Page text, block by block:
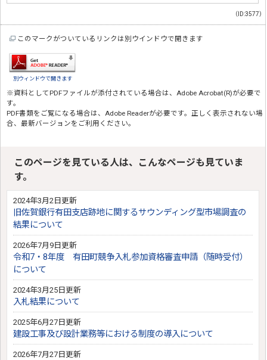
（ID:3577）
このマークがついているリンクは別ウインドウで開きます
別ウィンドウで開きます
※資料としてPDFファイルが添付されている場合は、 Adobe Acrobat(R)が必要で
す。
PDF書類をご覧になる場合は、 Adobe Readerが必要です。正しく表示されない場
合、最新バージョンをご利用ください。
このページを見ている人は、こんなページも見ていま
す。
2024年3月2日更新
旧佐賀銀行有田支店跡地に関するサウンディング型市場調査の
結果について
2026年7月9日更新
令和7・8年度 有田町競争入札参加資格審査申請（随時受付）
について
2024年3月25日更新
入札結果について
2025年6月27日更新
建設工事及び設計業務等における制度の導入について
2026年7月27日更新